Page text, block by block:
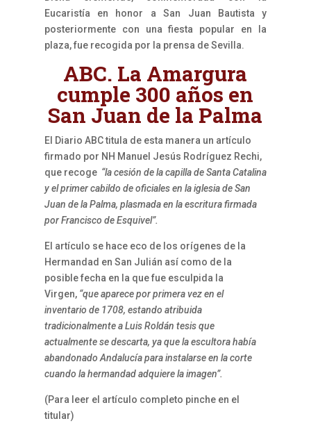
Eucaristía en honor a San Juan Bautista y
posteriormente con una fiesta popular en la
plaza, fue recogida por la prensa de Sevilla.
ABC. La Amargura
cumple 300 años en
San Juan de la Palma
El Diario ABC titula de esta manera un artículo
firmado por NH Manuel Jesús Rodríguez Rechi,
que recoge “la cesión de la capilla de Santa Catalina
y el primer cabildo de oficiales en la iglesia de San
Juan de la Palma, plasmada en la escritura firmada
por Francisco de Esquivel”.
El artículo se hace eco de los orígenes de la
Hermandad en San Julián así como de la
posible fecha en la que fue esculpida la
Virgen, “que aparece por primera vez en el
inventario de 1708, estando atribuida
tradicionalmente a Luis Roldán tesis que
actualmente se descarta, ya que la escultora había
abandonado Andalucía para instalarse en la corte
cuando la hermandad adquiere la imagen”.
(Para leer el artículo completo pinche en el
titular)